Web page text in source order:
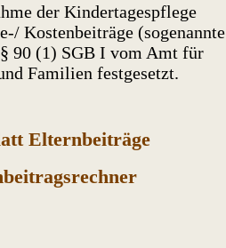
der Kindertagespflege
Kostenbeiträge (sogenannte
90 (1) SGB I vom Amt für
Familien festgesetzt.
Elternbeiträge